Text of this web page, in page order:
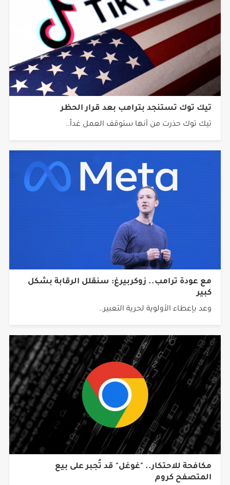
تيك توك تستنجد بترامب بعد قرار الحظر
تيك توك حذرت من أنها ستوقف العمل غداً..
مع عودة ترامب.. زوكربيرغ: سنقلل الرقابة بشكل
كبير
وعد بإعطاء الأولوية لحرية التعبير..
مكافحة للاحتكار.. "غوغل" قد تُجبر على بيع
المتصفح كروم